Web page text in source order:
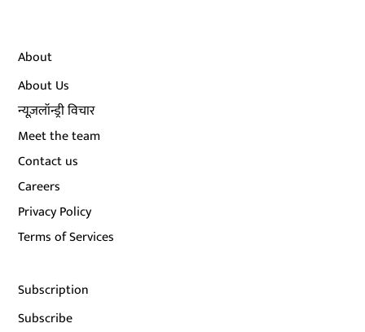
About
About Us
न्यूज़लॉन्ड्री विचार
Meet the team
Contact us
Careers
Privacy Policy
Terms of Services
Subscription
Subscribe